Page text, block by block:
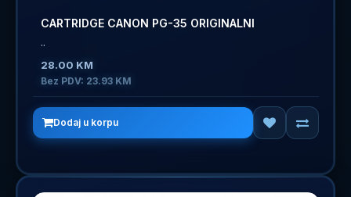
CARTRIDGE CANON PG-35 ORIGINALNI
..
28.00 KM
Bez PDV: 23.93 KM
Dodaj u korpu